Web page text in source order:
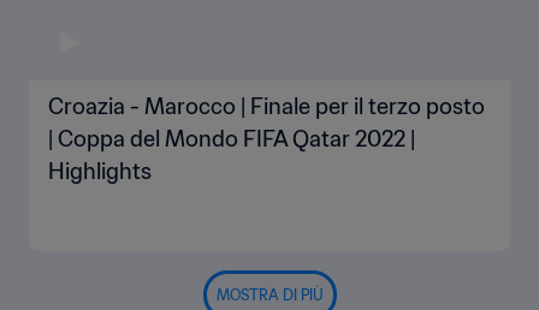
Croazia - Marocco | Finale per il terzo posto
| Coppa del Mondo FIFA Qatar 2022 |
Highlights
MOSTRA DI PIÙ